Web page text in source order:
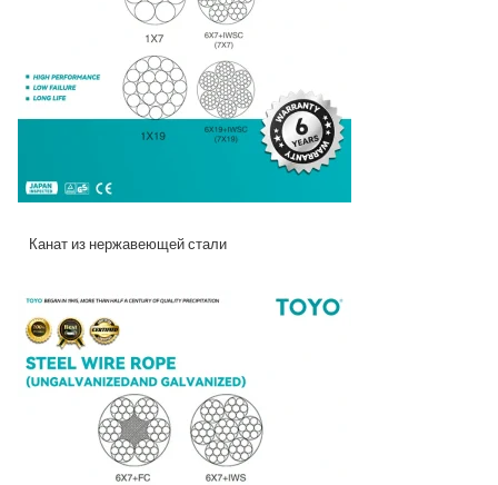
Канат из нержавеющей стали